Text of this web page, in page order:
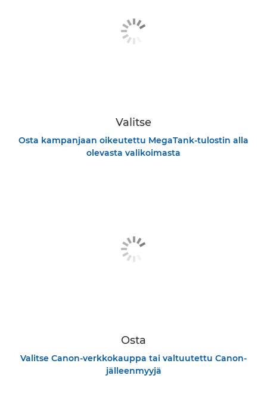
Valitse
Osta kampanjaan oikeutettu MegaTank-tulostin alla
olevasta valikoimasta
Osta
Valitse Canon-verkkokauppa tai valtuutettu Canon-
jälleenmyyjä